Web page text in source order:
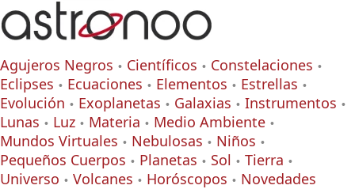
Agujeros Negros Científicos
Constelaciones
Eclipses
Ecuaciones Elementos
Estrellas
Evolución
Exoplanetas Galaxias
Instrumentos
Lunas
Luz Materia
Medio Ambiente
Mundos Virtuales
Nebulosas
Niños
Pequeños Cuerpos
Planetas Sol
Tierra
Universo
Volcanes Horóscopos Novedades